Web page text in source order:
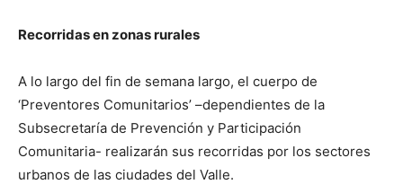
Recorridas en zonas rurales
A lo largo del fin de semana largo, el cuerpo de
‘Preventores Comunitarios’ –dependientes de la
Subsecretaría de Prevención y Participación
Comunitaria- realizarán sus recorridas por los sectores
urbanos de las ciudades del Valle.